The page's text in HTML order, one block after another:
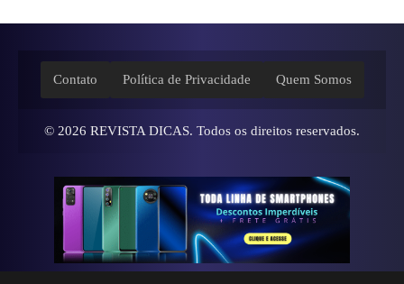
Contato Política de Privacidade Quem Somos
© 2026 REVISTA DICAS. Todos os direitos reservados.